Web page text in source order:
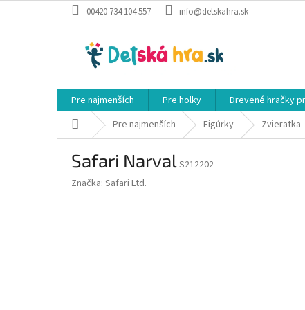
na
00420 734 104 557 info@detskahra.sk
Pre najmenších Pre holky Drevené hračky
DomovPre najmenších Figúrky Zvieratka
Safari NarvalS212202
Značka: Safari Ltd.